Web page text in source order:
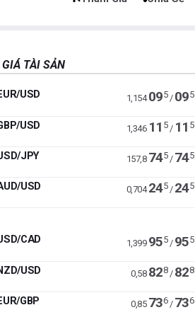
GIÁ TÀI SẢN
USD 1,154 095/ 095
USD 1,346 11 5/ 11 5
JPY 157,8 745/ 745
USD 0,704 245/ 245
CAD 1,399 955/ 955
USD 0,58 828/ 828
GBP 0,85 736/ 736